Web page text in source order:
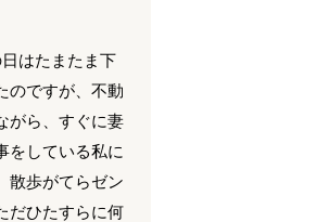
はたまたま下
のですが、不動
がら、すぐに妻
をしている私に
散歩がてらゼン
だひたすらに何